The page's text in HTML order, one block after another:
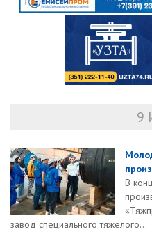
9
В
завод специального тяжелого...